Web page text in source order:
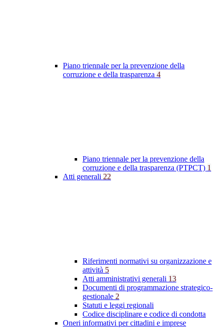
Piano triennale per la prevenzione della
corruzione e della trasparenza 4
Piano triennale per la prevenzione della
corruzione e della trasparenza (PTPCT) 1
Atti generali 22
Riferimenti normativi su organizzazione e
attività 5
Atti amministrativi generali 13
Documenti di programmazione strategico-
gestionale 2
Statuti e leggi regionali
Codice disciplinare e codice di condotta
Oneri informativi per cittadini e imprese